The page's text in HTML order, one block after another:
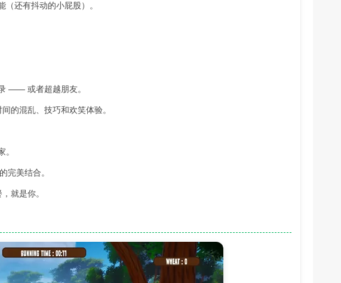
还有抖动的小屁股）。
—— 或者超越朋友。
的混乱、技巧和欢笑体验。
完美结合。
就是你。